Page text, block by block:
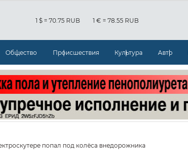
1 $ = 70.75 RUB 1 € = 78.55 RUB
Общество Происшествия Культура Авто
попал под колёса внедорожника